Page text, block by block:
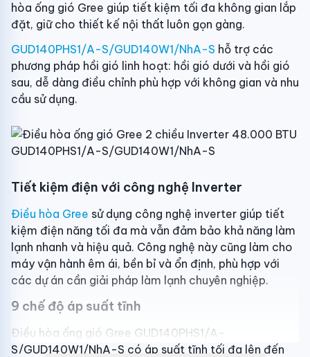
Kích thước dàn nóng:
94cm x 82cm x 37cm(Ngang x cao x sâu)
Khối lượng dàn nóng:69kg
Nguồn điện áp:380-415V/3 pha/50Hz
Xuất xứ & Bảo hành
Thương hiệu:
Xuất xứ thương hiệu:Trung Quốc
Sản xuất tại: Trung Quốc
Bảo hành: 3 năm theo chính sách Hãng
hòa ống gió Gree giúp tiết kiệm tối đa không gian lắp
đặt, giữ cho thiết kế nội thất luôn gọn gàng.
GUD140PHS1/A-S/GUD140W1/NhA-S hỗ trợ các
phương pháp hồi gió linh hoạt: hồi gió dưới và hồi gió
sau, dễ dàng điều chỉnh phù hợp với không gian và nhu
cầu sử dụng.
Tiết kiệm điện với công nghệ Inverter
Điều hòa Gree sử dụng công nghệ inverter giúp tiết
kiệm điện năng tối đa mà vẫn đảm bảo khả năng làm
lạnh nhanh và hiệu quả. Công nghệ này cũng làm cho
máy vận hành êm ái, bền bỉ và ổn định, phù hợp với
các dự án cần giải pháp làm lạnh chuyên nghiệp.
9 chế độ áp suất tĩnh
Điều hòa ống gió Gree GUD140PHS1/A-
S/GUD140W1/NhA-S có áp suất tĩnh tối đa lên đến